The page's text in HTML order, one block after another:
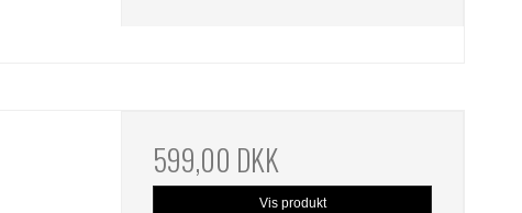
599,00 DKK
Vis produkt